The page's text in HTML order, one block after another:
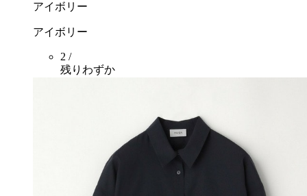
アイボリー
アイボリー
2 /
残りわずか